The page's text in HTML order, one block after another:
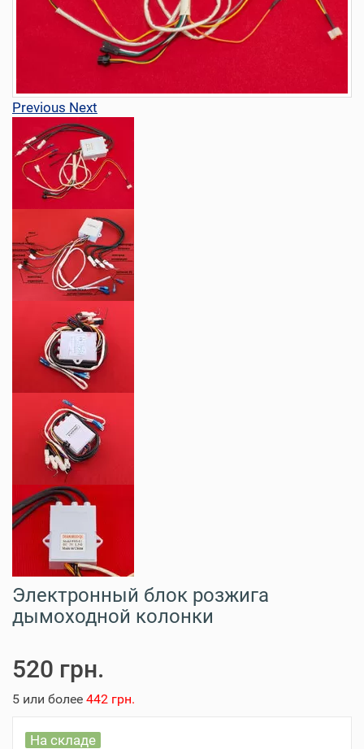
Previous Next
Электронный блок розжига
дымоходной колонки
520 грн.
5 или более 442 грн.
На складе